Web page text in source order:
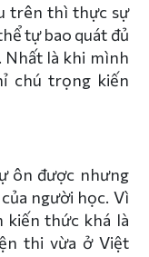
trên thì thực sự
tự bao quát đủ
Nhất là khi mình
chú trọng kiến
ôn được nhưng
người học. Vì
kiến thức khá là
thi vừa ở Việt